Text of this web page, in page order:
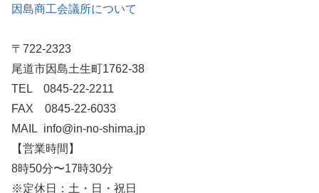
因島商工会議所について
〒722-2323
尾道市因島土生町1762-38
TEL 0845-22-2211
FAX 0845-22-6033
MAIL info@in-no-shima.jp
【営業時間】
8時50分〜17時30分
※定休日：土・日・祝日